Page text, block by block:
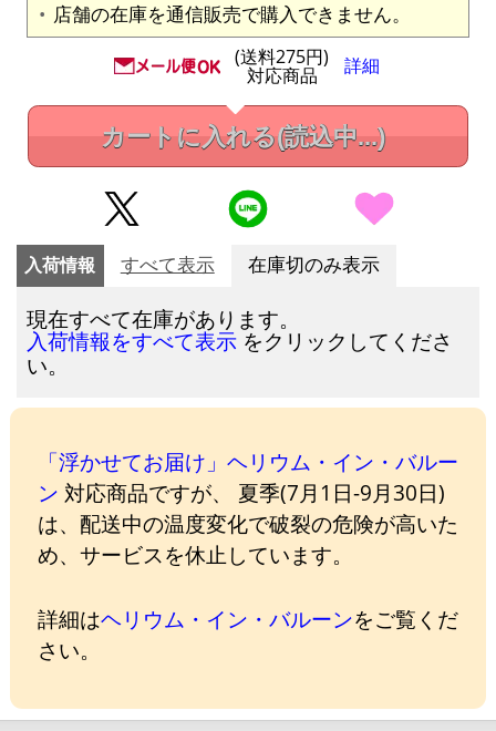
店舗の在庫を通信販売で購入できません。
(送料275円)
対応商品 詳細
カートに入れる(読込中...)
入荷情報 すべて表示 在庫切のみ表示
現在すべて在庫があります。
入荷情報をすべて表示 をクリックしてくださ
い。
「浮かせてお届け」ヘリウム・イン・バルー
ン 対応商品ですが、 夏季(7月1日-9月30日)
は、配送中の温度変化で破裂の危険が高いた
め、サービスを休止しています。
詳細はヘリウム・イン・バルーンをご覧くだ
さい。